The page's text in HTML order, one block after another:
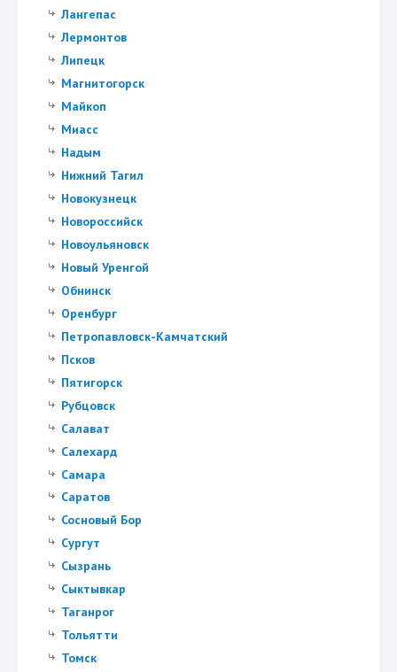
Лангепас
Лермонтов
Липецк
Магнитогорск
Майкоп
Миасс
Надым
Нижний Тагил
Новокузнецк
Новороссийск
Новоульяновск
Новый Уренгой
Обнинск
Оренбург
Петропавловск-Камчатский
Псков
Пятигорск
Рубцовск
Салават
Салехард
Самара
Саратов
Сосновый Бор
Сургут
Сызрань
Сыктывкар
Таганрог
Тольятти
Томск